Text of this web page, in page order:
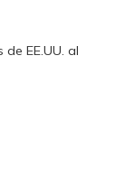
EE.UU. al